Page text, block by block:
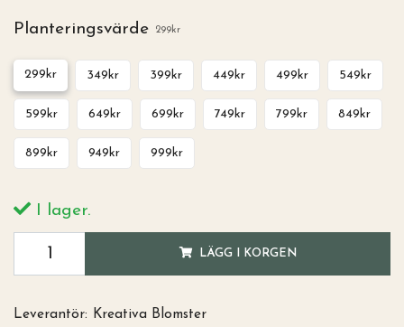
Planteringsvärde 299kr
299kr 349kr 399kr 449kr 499kr 549kr
599kr 649kr 699kr 749kr 799kr 849kr
899kr 949kr 999kr
I lager.
LÄGG I KORGEN
Leverantör: Kreativa Blomster